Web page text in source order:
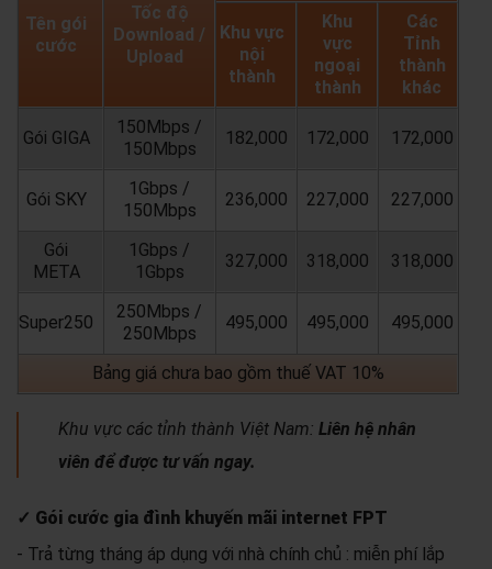
Tên gói
cước
Tốc độ
Download /
Upload
Khu vực
nội
thành
Khu
vực
ngoại
thành
Các
Tỉnh
thành
khác
Gói GIGA
150Mbps /
150Mbps
182,000 172,000 172,000
Gói SKY
1Gbps /
150Mbps
236,000 227,000 227,000
Gói
META
1Gbps /
1Gbps
327,000 318,000 318,000
Super250
250Mbps /
250Mbps
495,000 495,000 495,000
Bảng giá chưa bao gồm thuế VAT 10%
Khu vực các tỉnh thành Việt Nam: Liên hệ nhân
viên để được tư vấn ngay.
✓ Gói cước gia đình khuyến mãi internet FPT
- Trả từng tháng áp dụng với nhà chính chủ : miễn phí lắp